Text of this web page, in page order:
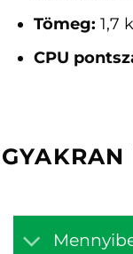
Tömeg: 1,7
CPU
GYAKRAN